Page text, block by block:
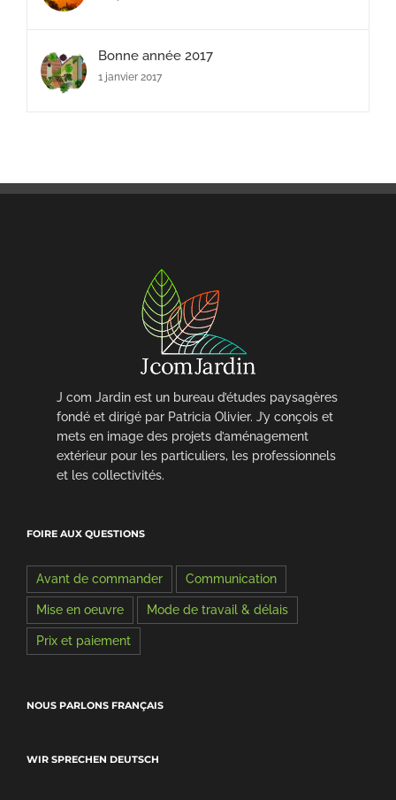
Bonne année 2017
1 janvier 2017
J com Jardin est un bureau d’études paysagères
fondé et dirigé par Patricia Olivier. J’y conçois et
mets en image des projets d’aménagement
extérieur pour les particuliers, les professionnels
et les collectivités.
FOIRE AUX QUESTIONS
Avant de commander Communication
Mise en oeuvre Mode de travail & délais
Prix et paiement
NOUS PARLONS FRANÇAIS
WIR SPRECHEN DEUTSCH